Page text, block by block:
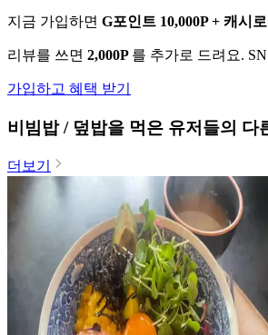
지금 가입하면 G포인트 10,000P + 캐시
리뷰를 쓰면 2,000P 를 추가로 드려요.
가입하고 혜택 받기
비빔밥 / 덮밥을 먹은 유저들의 다
더보기